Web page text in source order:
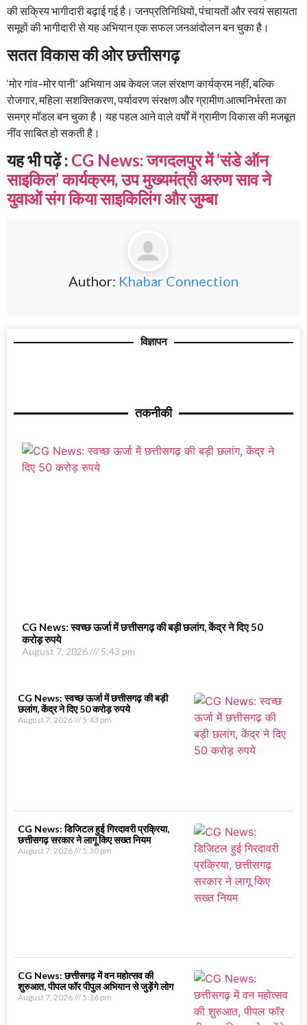
की सक्रिय भागीदारी बढ़ाई गई है। जनप्रतिनिधियों, पंचायतों और स्वयं सहायता
समूहों की भागीदारी से यह अभियान एक सफल जनआंदोलन बन चुका है।
सतत विकास की ओर छत्तीसगढ़
‘मोर गांव–मोर पानी’ अभियान अब केवल जल संरक्षण कार्यक्रम नहीं, बल्कि
रोजगार, महिला सशक्तिकरण, पर्यावरण संरक्षण और ग्रामीण आत्मनिर्भरता का
समग्र मॉडल बन चुका है। यह पहल आने वाले वर्षों में ग्रामीण विकास की मजबूत
नींव साबित हो सकती है।
यह भी पढ़ें : CG News: जगदलपुर में ‘संडे ऑन
साइकिल’ कार्यक्रम, उप मुख्यमंत्री अरुण साव ने
युवाओं संग किया साइकिलिंग और जुम्बा
Author: Khabar Connection
विज्ञापन
तकनीकी
CG News: स्वच्छ ऊर्जा में छत्तीसगढ़ की बड़ी छलांग, केंद्र ने दिए 50
करोड़ रुपये
August 7, 2026 5:43 pm
CG News: स्वच्छ ऊर्जा में छत्तीसगढ़ की बड़ी
छलांग, केंद्र ने दिए 50 करोड़ रुपये
August 7, 2026 5:43 pm
CG News: डिजिटल हुई गिरदावरी प्रक्रिया,
छत्तीसगढ़ सरकार ने लागू किए सख्त नियम
August 7, 2026 5:30 pm
CG News: छत्तीसगढ़ में वन महोत्सव की
शुरुआत, पीपल फॉर पीपुल अभियान से जुड़ेंगे लोग
August 7, 2026 5:16 pm